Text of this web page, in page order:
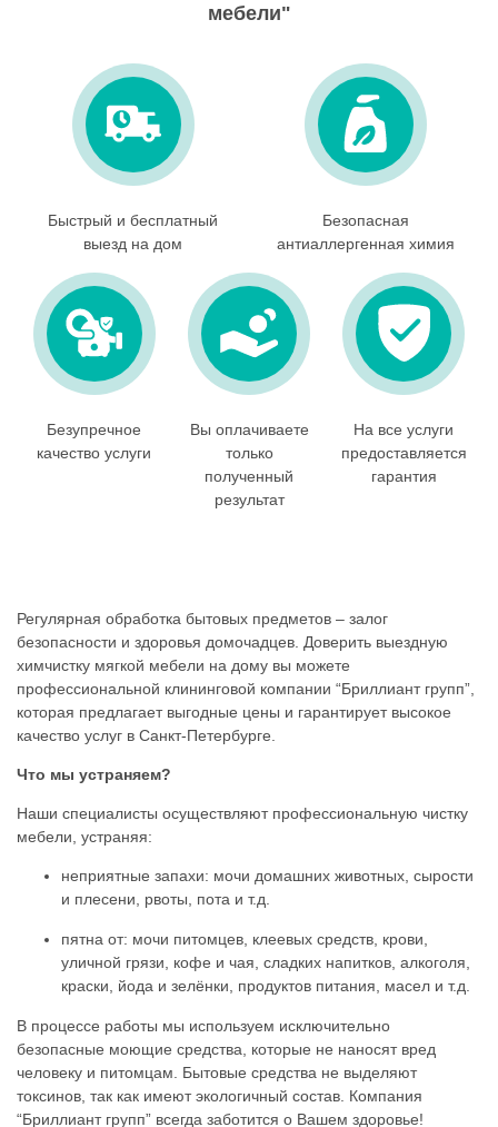
мебели"
Быстрый и бесплатный
выезд на дом
Безопасная
антиаллергенная химия
Безупречное
качество услуги
Вы оплачиваете
только
полученный
результат
На все услуги
предоставляется
гарантия
Регулярная обработка бытовых предметов – залог
безопасности и здоровья домочадцев. Доверить выездную
химчистку мягкой мебели на дому вы можете
профессиональной клининговой компании “Бриллиант групп”,
которая предлагает выгодные цены и гарантирует высокое
качество услуг в Санкт-Петербурге.
Что мы устраняем?
Наши специалисты осуществляют профессиональную чистку
мебели, устраняя:
неприятные запахи: мочи домашних животных, сырости
и плесени, рвоты, пота и т.д.
пятна от: мочи питомцев, клеевых средств, крови,
уличной грязи, кофе и чая, сладких напитков, алкоголя,
краски, йода и зелёнки, продуктов питания, масел и т.д.
В процессе работы мы используем исключительно
безопасные моющие средства, которые не наносят вред
человеку и питомцам. Бытовые средства не выделяют
токсинов, так как имеют экологичный состав. Компания
“Бриллиант групп” всегда заботится о Вашем здоровье!